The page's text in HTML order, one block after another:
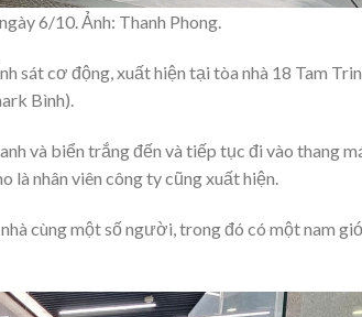
6/10. Ảnh: Thanh Phong.
sát cơ động, xuất hiện tại tòa nhà 18 Tam
Bình).
và biển trắng đến và tiếp tục đi vào thang
nhân viên công ty cũng xuất hiện.
cùng một số người, trong đó có một nam